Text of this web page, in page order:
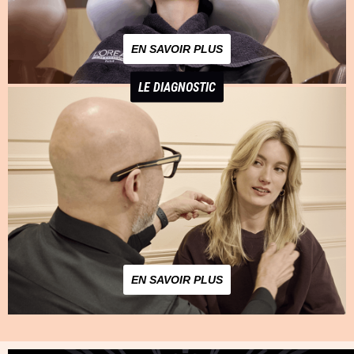
EN SAVOIR PLUS
LE DIAGNOSTIC
EN SAVOIR PLUS